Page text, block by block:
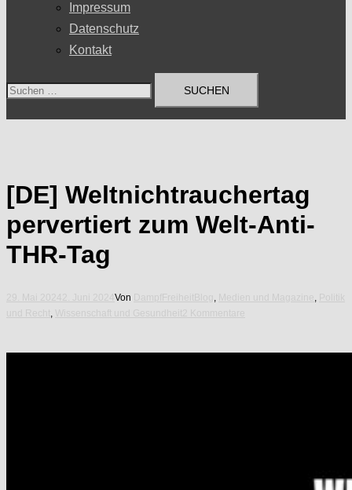
Impressum
Datenschutz
Kontakt
Suchen
[DE] Weltnichtrauchertag
pervertiert zum Welt-Anti-
THR-Tag
Von , ,
,